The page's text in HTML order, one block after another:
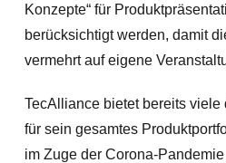
Konzepte“ für
berücksichtigt werden, damit
vermehrt auf eigene
TecAlliance bietet bereits
für sein gesamtes
im Zuge der Corona-